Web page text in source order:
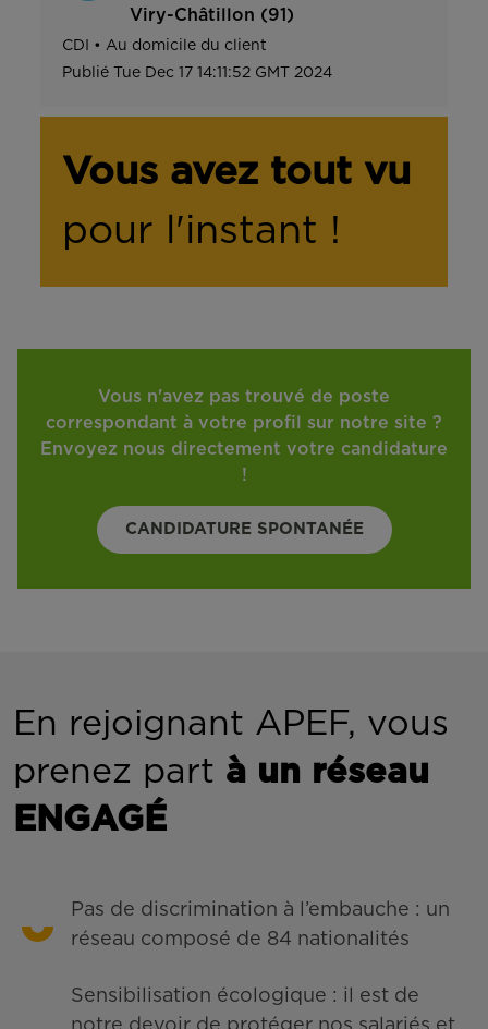
Viry-Châtillon (91)
CDI • Au domicile du client
Publié Tue Dec 17 14:11:52 GMT 2024
Vous avez tout vu
pour l'instant !
Vous n'avez pas trouvé de poste
correspondant à votre profil sur notre site ?
Envoyez nous directement votre candidature
!
CANDIDATURE SPONTANÉE
En rejoignant APEF, vous
prenez part à un réseau
ENGAGÉ
Pas de discrimination à l’embauche : un
réseau composé de 84 nationalités
Sensibilisation écologique : il est de